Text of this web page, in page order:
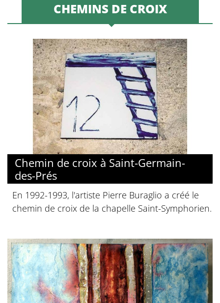
CHEMINS DE CROIX
Chemin de croix à Saint-Germain-
des-Prés
En 1992-1993, l'artiste Pierre Buraglio a créé le
chemin de croix de la chapelle Saint-Symphorien.